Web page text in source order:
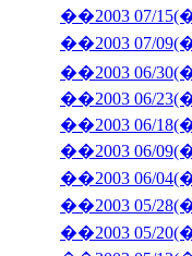
��2003 07/
��2003 06/
��2003 06/
��2003 06/
��2003 06/
��2003 05/
��2003